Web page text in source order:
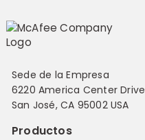
Sede de la Empresa
6220 America Center Drive
San José, CA 95002 USA
Productos